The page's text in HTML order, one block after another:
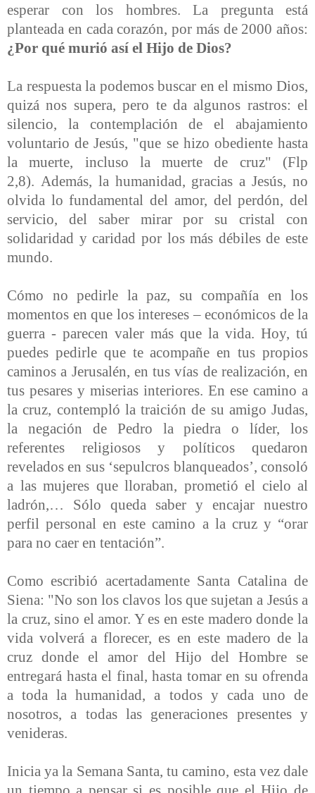
esperar con los hombres. La pregunta está
planteada en cada corazón, por más de 2000 años:
¿Por qué murió así el Hijo de Dios?
La respuesta la podemos buscar en el mismo Dios,
quizá nos supera, pero te da algunos rastros: el
silencio, la contemplación de el abajamiento
voluntario de Jesús, "que se hizo obediente hasta
la muerte, incluso la muerte de cruz" (Flp
2,8). Además, la humanidad, gracias a Jesús, no
olvida lo fundamental del amor, del perdón, del
servicio, del saber mirar por su cristal con
solidaridad y caridad por los más débiles de este
mundo.
Cómo no pedirle la paz, su compañía en los
momentos en que los intereses – económicos de la
guerra - parecen valer más que la vida. Hoy, tú
puedes pedirle que te acompañe en tus propios
caminos a Jerusalén, en tus vías de realización, en
tus pesares y miserias interiores. En ese camino a
la cruz, contempló la traición de su amigo Judas,
la negación de Pedro la piedra o líder, los
referentes religiosos y políticos quedaron
revelados en sus ‘sepulcros blanqueados’, consoló
a las mujeres que lloraban, prometió el cielo al
ladrón,… Sólo queda saber y encajar nuestro
perfil personal en este camino a la cruz y “orar
para no caer en tentación”.
Como escribió acertadamente Santa Catalina de
Siena: "No son los clavos los que sujetan a Jesús a
la cruz, sino el amor. Y es en este madero donde la
vida volverá a florecer, es en este madero de la
cruz donde el amor del Hijo del Hombre se
entregará hasta el final, hasta tomar en su ofrenda
a toda la humanidad, a todos y cada uno de
nosotros, a todas las generaciones presentes y
venideras.
Inicia ya la Semana Santa, tu camino, esta vez dale